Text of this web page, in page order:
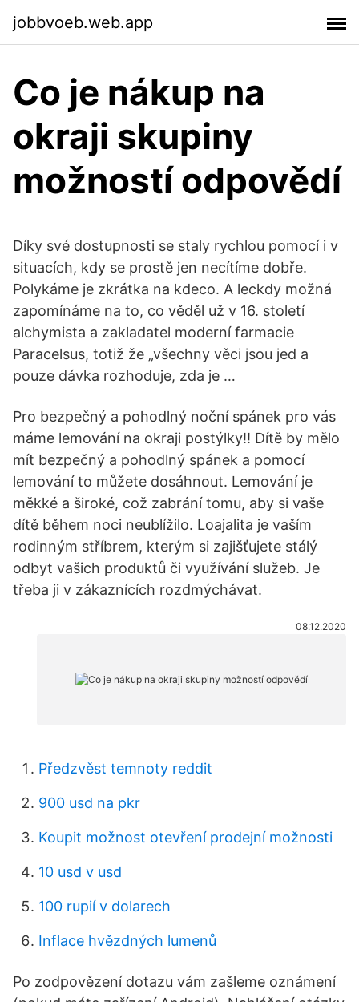
jobbvoeb.web.app
Co je nákup na
okraji skupiny
možností odpovědí
Díky své dostupnosti se staly rychlou pomocí i v
situacích, kdy se prostě jen necítíme dobře.
Polykáme je zkrátka na kdeco. A leckdy možná
zapomínáme na to, co věděl už v 16. století
alchymista a zakladatel moderní farmacie
Paracelsus, totiž že „všechny věci jsou jed a
pouze dávka rozhoduje, zda je …
Pro bezpečný a pohodlný noční spánek pro vás
máme lemování na okraji postýlky!! Dítě by mělo
mít bezpečný a pohodlný spánek a pomocí
lemování to můžete dosáhnout. Lemování je
měkké a široké, což zabrání tomu, aby si vaše
dítě během noci neublížilo. Loajalita je vaším
rodinným stříbrem, kterým si zajišťujete stálý
odbyt vašich produktů či využívání služeb. Je
třeba ji v zákaznících rozdmýchávat.
08.12.2020
Předzvěst temnoty reddit
900 usd na pkr
Koupit možnost otevření prodejní možnosti
10 usd v usd
100 rupií v dolarech
Inflace hvězdných lumenů
Po zodpovězení dotazu vám zašleme oznámení